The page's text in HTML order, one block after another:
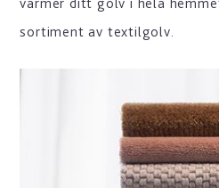
sortiment av textilgolv.